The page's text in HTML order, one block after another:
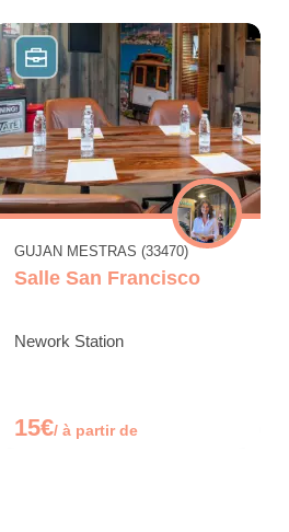
GUJAN MESTRAS (33470)
Salle San Francisco
Nework Station
15€/ à partir de